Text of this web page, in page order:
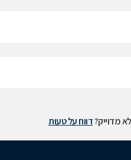
מדוייק?דווח על טעות